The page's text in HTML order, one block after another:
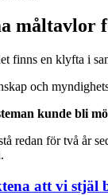
måltavlor
finns en klyfta i
och
kunde bli
redan för två år
att vi stjäl